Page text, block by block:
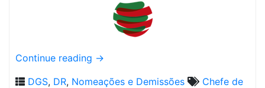
Continue reading →
DGS, DR, Nomeações e Demissões
Chefe de